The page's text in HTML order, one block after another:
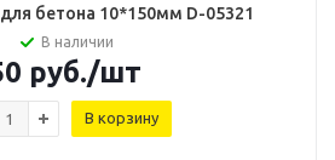
бетона 10*150мм D-05321
В наличии
руб./шт
В корзину